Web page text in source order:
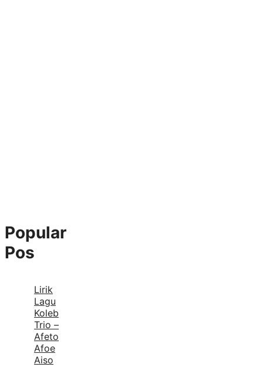
Popular
Pos
Lirik
Lagu
Koleb
Trio –
Afeto
Afoe
Aiso